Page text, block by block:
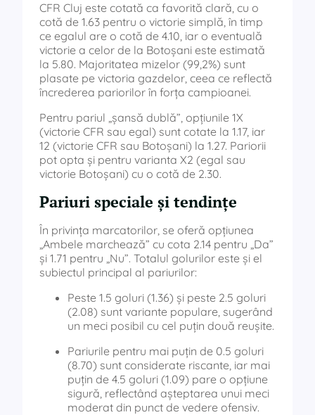
CFR Cluj este cotată ca favorită clară, cu o
cotă de 1.63 pentru o victorie simplă, în timp
ce egalul are o cotă de 4.10, iar o eventuală
victorie a celor de la Botoșani este estimată
la 5.80. Majoritatea mizelor (99,2%) sunt
plasate pe victoria gazdelor, ceea ce reflectă
încrederea pariorilor în forța campioanei.
Pentru pariul „șansă dublă”, opțiunile 1X
(victorie CFR sau egal) sunt cotate la 1.17, iar
12 (victorie CFR sau Botoșani) la 1.27. Pariorii
pot opta și pentru varianta X2 (egal sau
victorie Botoșani) cu o cotă de 2.30.
Pariuri speciale și tendințe
În privința marcatorilor, se oferă opțiunea
„Ambele marchează” cu cota 2.14 pentru „Da”
și 1.71 pentru „Nu”. Totalul golurilor este și el
subiectul principal al pariurilor:
Peste 1.5 goluri (1.36) și peste 2.5 goluri
(2.08) sunt variante populare, sugerând
un meci posibil cu cel puțin două reușite.
Pariurile pentru mai puțin de 0.5 goluri
(8.70) sunt considerate riscante, iar mai
puțin de 4.5 goluri (1.09) pare o opțiune
sigură, reflectând așteptarea unui meci
moderat din punct de vedere ofensiv.